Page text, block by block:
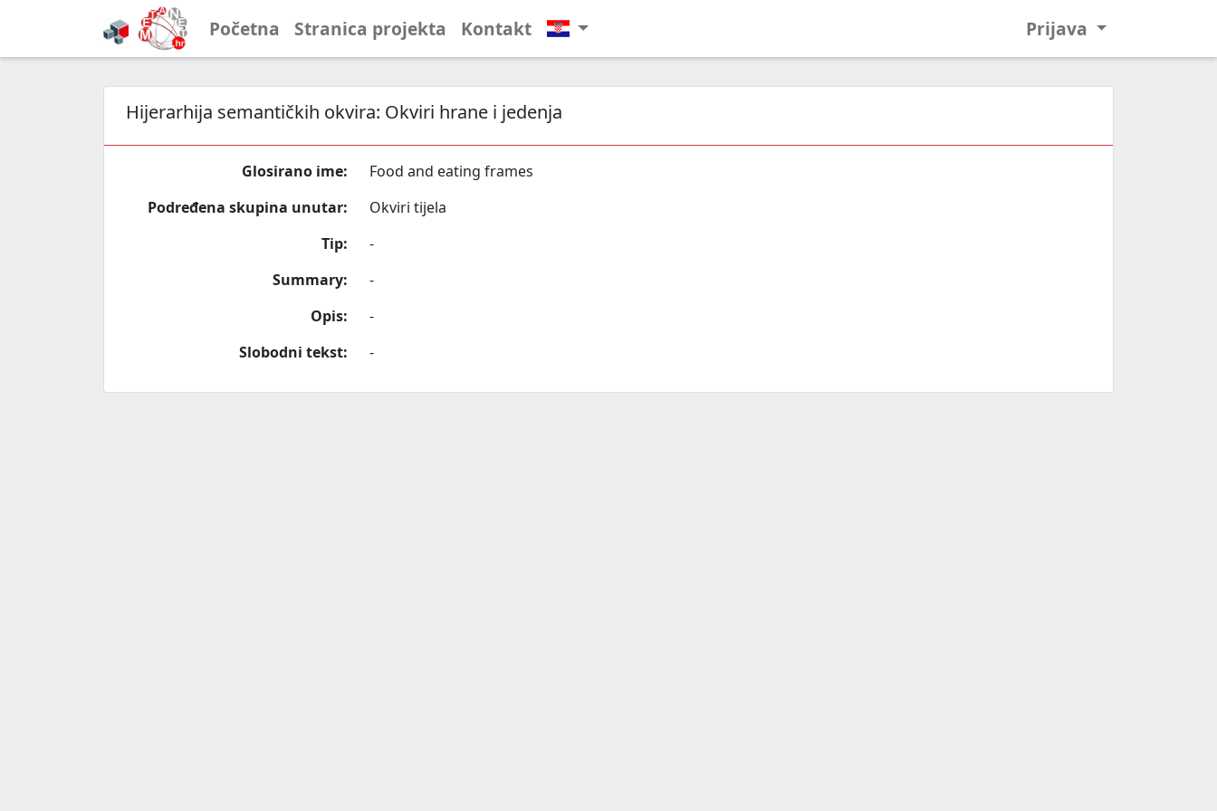
Početna Stranica projekta Kontakt Prijava
Hijerarhija semantičkih okvira: Okviri hrane i jedenja
Glosirano ime:
Food and eating frames
Podređena skupina unutar:
Okviri tijela
Tip:
-
Summary:
-
Opis:
-
Slobodni tekst:
-